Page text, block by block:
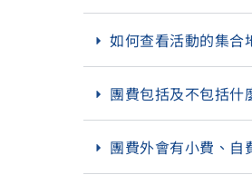
如何查看活動的集合
團費包括及不包括什
團費外會有小費、自